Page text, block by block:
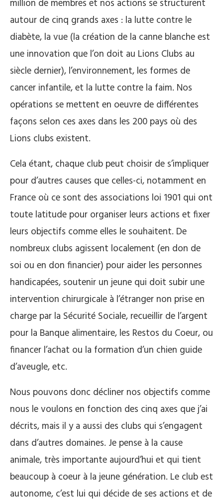
million de membres et nos actions se structurent
autour de cinq grands axes : la lutte contre le
diabète, la vue (la création de la canne blanche est
une innovation que l’on doit au Lions Clubs au
siècle dernier), l’environnement, les formes de
cancer infantile, et la lutte contre la faim. Nos
opérations se mettent en oeuvre de différentes
façons selon ces axes dans les 200 pays où des
Lions clubs existent.
Cela étant, chaque club peut choisir de s’impliquer
pour d’autres causes que celles-ci, notamment en
France où ce sont des associations loi 1901 qui ont
toute latitude pour organiser leurs actions et fixer
leurs objectifs comme elles le souhaitent. De
nombreux clubs agissent localement (en don de
soi ou en don financier) pour aider les personnes
handicapées, soutenir un jeune qui doit subir une
intervention chirurgicale à l’étranger non prise en
charge par la Sécurité Sociale, recueillir de l’argent
pour la Banque alimentaire, les Restos du Coeur, ou
financer l’achat ou la formation d’un chien guide
d’aveugle, etc.
Nous pouvons donc décliner nos objectifs comme
nous le voulons en fonction des cinq axes que j’ai
décrits, mais il y a aussi des clubs qui s’engagent
dans d’autres domaines. Je pense à la cause
animale, très importante aujourd’hui et qui tient
beaucoup à coeur à la jeune génération. Le club est
autonome, c’est lui qui décide de ses actions et de